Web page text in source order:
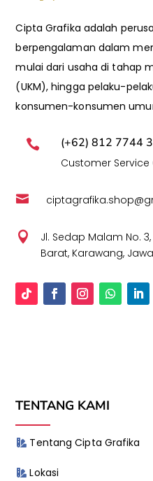
Cipta Grafika adalah
berpengalaman dalam
mulai dari usaha di tahap
(UKM), hingga pelaku-
konsumen-konsumen
 (+62) 812 7744
Customer Service


Jl. Sedap Malam No.
Barat, Karawang,
TENTANG KAMI
Tentang Cipta Grafika
Lokasi